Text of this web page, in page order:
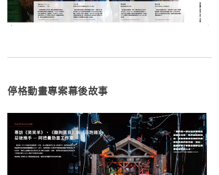
停格動畫專案幕後故事